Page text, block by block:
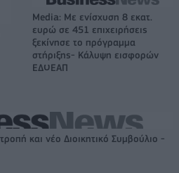
Media: Με ενίσχυση 8 εκατ.
ευρώ σε 451 επιχειρήσεις
ξεκίνησε το πρόγραμμα
στήριξης- Κάλυψη εισφορών
ΕΔΟΕΑΠ
και νέο Διοικητικό Συμβούλιο -